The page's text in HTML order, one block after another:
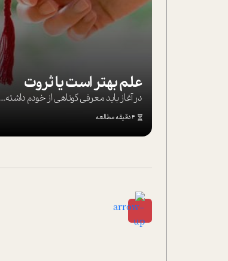
علم بهتر است یا ثروت
در آغاز باید معرفی کوتاهی از خودم داشته...
4 دقیقه مطالعه